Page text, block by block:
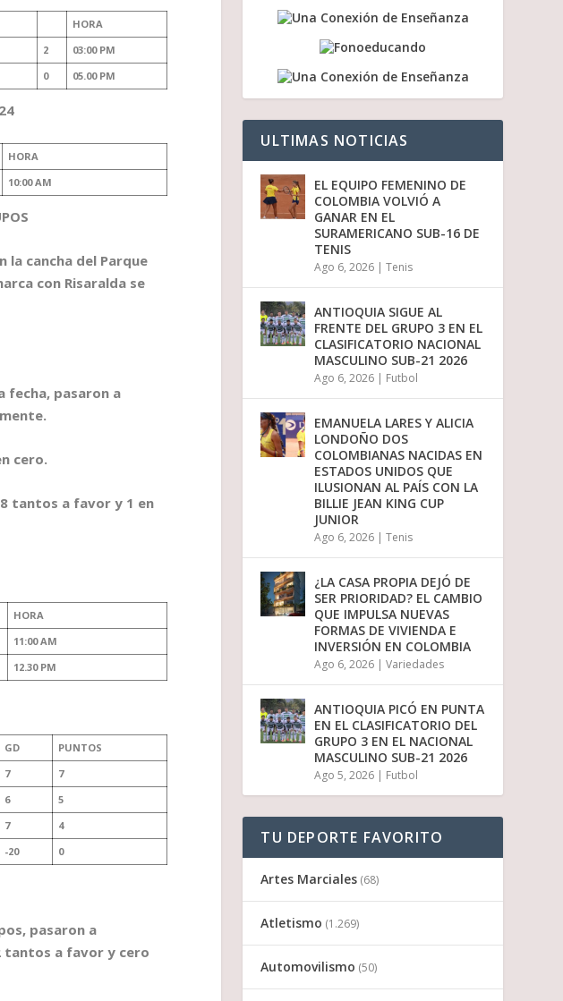
HORA
2
03:00 PM
0 05.00 PM
HORA
10:00 AM
cancha del Parque
con Risaralda se
fecha, pasaron a
cero.
tantos a favor y 1 en
HORA
11:00 AM
12.30 PM
GD
PUNTOS
7
7
6
5
7
4
-20 0
pasaron a
tantos a favor y cero
a
p
a
e
a
d
i
s
i
u
r
e
l
u
m
e
n
.
ULTIMAS NOTICIAS
EL EQUIPO FEMENINO DE
COLOMBIA VOLVIÓ A
GANAR EN EL
SURAMERICANO SUB-16 DE
TENIS
Ago 6, 2026 |Tenis
ANTIOQUIA SIGUE AL
FRENTE DEL GRUPO 3 EN EL
CLASIFICATORIO NACIONAL
MASCULINO SUB-21 2026
Ago 6, 2026 | Futbol
EMANUELA LARES Y ALICIA
LONDOÑO DOS
COLOMBIANAS NACIDAS EN
ESTADOS UNIDOS QUE
ILUSIONAN AL PAÍS CON LA
BILLIE JEAN KING CUP
JUNIOR
Ago 6, 2026 |Tenis
¿LA CASA PROPIA DEJÓ DE
SER PRIORIDAD? EL CAMBIO
QUE IMPULSA NUEVAS
FORMAS DE VIVIENDA E
INVERSIÓN EN COLOMBIA
Ago 6, 2026 |Variedades
ANTIOQUIA PICÓ EN PUNTA
EN EL CLASIFICATORIO DEL
GRUPO 3 EN EL NACIONAL
MASCULINO SUB-21 2026
Ago 5, 2026 | Futbol
TU DEPORTE FAVORITO
Artes Marciales (68)
Atletismo (1.269)
Automovilismo (50)